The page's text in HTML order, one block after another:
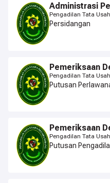
Administrasi
Pengadilan Tata
Persidangan
Pemeriksaan
Pengadilan Tata
Putusan
Pemeriksaan
Pengadilan Tata
Putusan